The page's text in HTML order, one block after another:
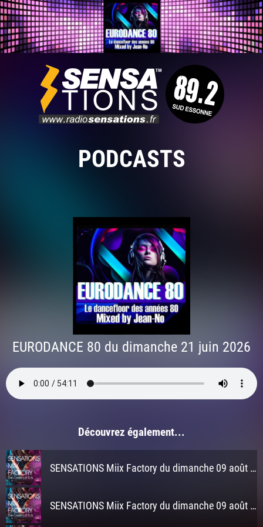
PODCASTS
EURODANCE 80 du dimanche 21 juin 2026
Découvrez également...
SENSATIONS Miix Factory du dimanche 09 août 2026 à 3h
SENSATIONS Miix Factory du dimanche 09 août 2026 à 2h